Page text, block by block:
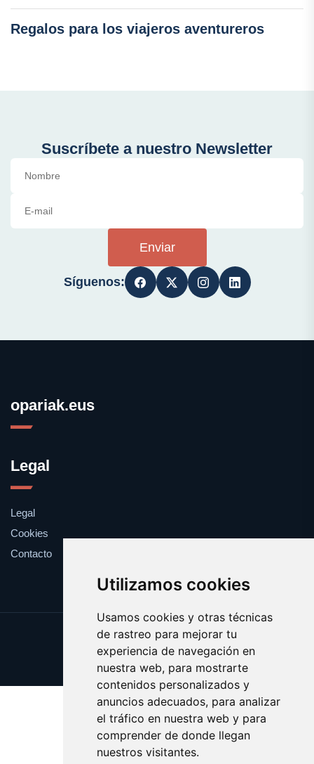
Utilizamos cookies
Usamos cookies y otras técnicas
de rastreo para mejorar tu
experiencia de navegación en
nuestra web, para mostrarte
contenidos personalizados y
anuncios adecuados, para analizar
el tráfico en nuestra web y para
comprender de donde llegan
nuestros visitantes.
Regalos para los viajeros aventureros
Suscríbete a nuestro Newsletter
Enviar
Síguenos:
opariak.eus
Legal
Legal
Cookies
Contacto
Update cookies preferences
Copyright © 2025 opariak.eus